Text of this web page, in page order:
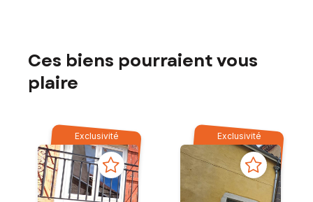
Ces biens pourraient vous
plaire
Exclusivité Exclusivité